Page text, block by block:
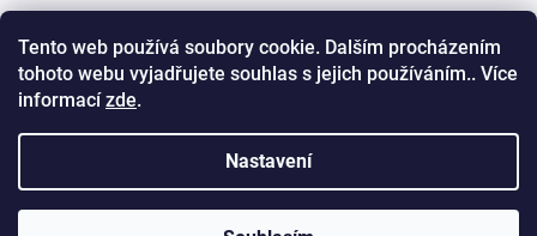
Tento web používá soubory cookie. Dalším procházením
tohoto webu vyjadřujete souhlas s jejich používáním.. Více
informacízde.
Nastavení
Nejlepší dárek k padesátinám
21.6.2025
iPortret.cz